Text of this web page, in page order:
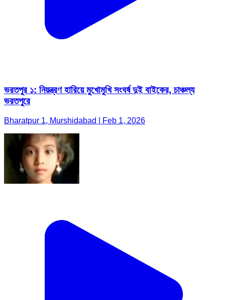
ভরতপুর ১: নিয়ন্ত্রণ হারিয়ে মুখোমুখি সংঘর্ষ দুই বাইকের, চাঞ্চল্য
ভরতপুরে
Bharatpur 1, Murshidabad | Feb 1, 2026